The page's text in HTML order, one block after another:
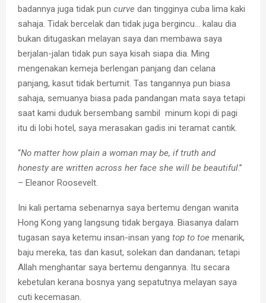
badannya juga tidak pun curve dan tingginya cuba lima kaki
sahaja. Tidak bercelak dan tidak juga bergincu… kalau dia
bukan ditugaskan melayan saya dan membawa saya
berjalan-jalan tidak pun saya kisah siapa dia. Ming
mengenakan kemeja berlengan panjang dan celana
panjang, kasut tidak bertumit. Tas tangannya pun biasa
sahaja, semuanya biasa pada pandangan mata saya tetapi
saat kami duduk bersembang sambil minum kopi di pagi
itu di lobi hotel, saya merasakan gadis ini teramat cantik.
“No matter how plain a woman may be, if truth and
honesty are written across her face she will be beautiful.”
– Eleanor Roosevelt.
Ini kali pertama sebenarnya saya bertemu dengan wanita
Hong Kong yang langsung tidak bergaya. Biasanya dalam
tugasan saya ketemu insan-insan yang top to toe menarik,
baju mereka, tas dan kasut, solekan dan dandanan; tetapi
Allah menghantar saya bertemu dengannya. Itu secara
kebetulan kerana bosnya yang sepatutnya melayan saya
cuti kecemasan.